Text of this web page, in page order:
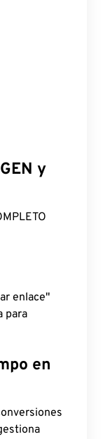
y
enlace"
para
en